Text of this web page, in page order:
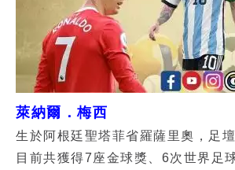
萊納爾．梅西
生於阿根廷聖塔菲省羅薩里奧，足
目前共獲得7座金球獎、6次世界足